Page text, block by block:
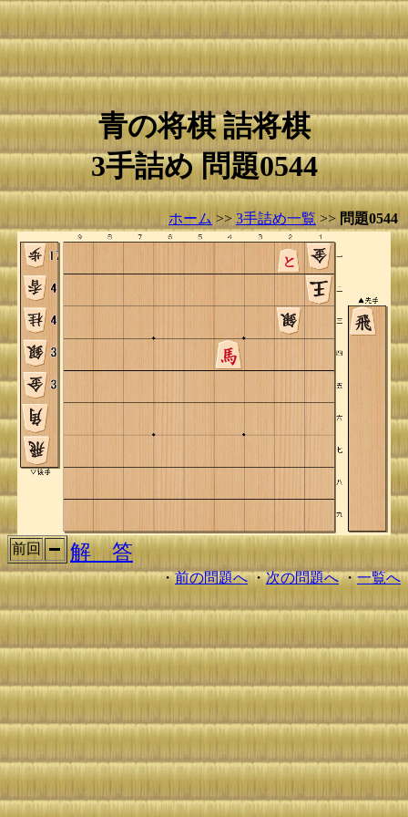
青の将棋 詰将棋
3手詰め 問題0544
ホーム >> 3手詰め一覧 >> 問題0544
前回 解 答
・前の問題へ・次の問題へ・一覧へ